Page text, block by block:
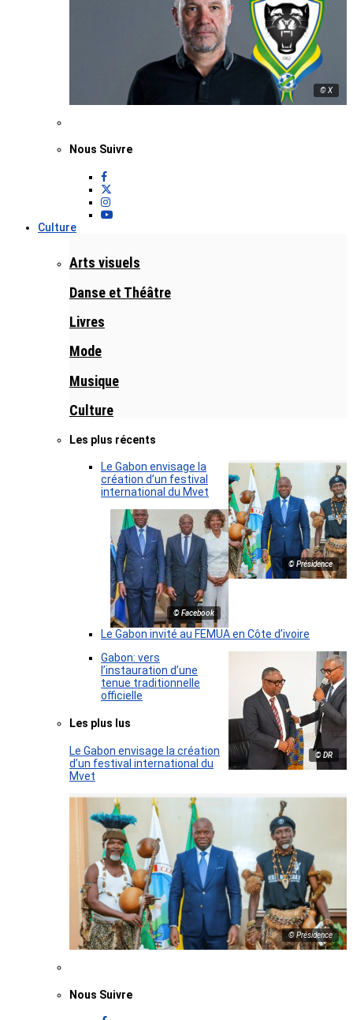
© X
Nous Suivre
Culture
Arts visuels
Danse et Théâtre
Livres
Mode
Musique
Culture
Les plus récents
© Présidence
Le Gabon envisage la
création d’un festival
international du Mvet
© Facebook
Le Gabon invité au FEMUA en Côte d’ivoire
© DR
Gabon: vers
l’instauration d’une
tenue traditionnelle
officielle
Les plus lus
Le Gabon envisage la création
d’un festival international du
Mvet
© Présidence
Nous Suivre